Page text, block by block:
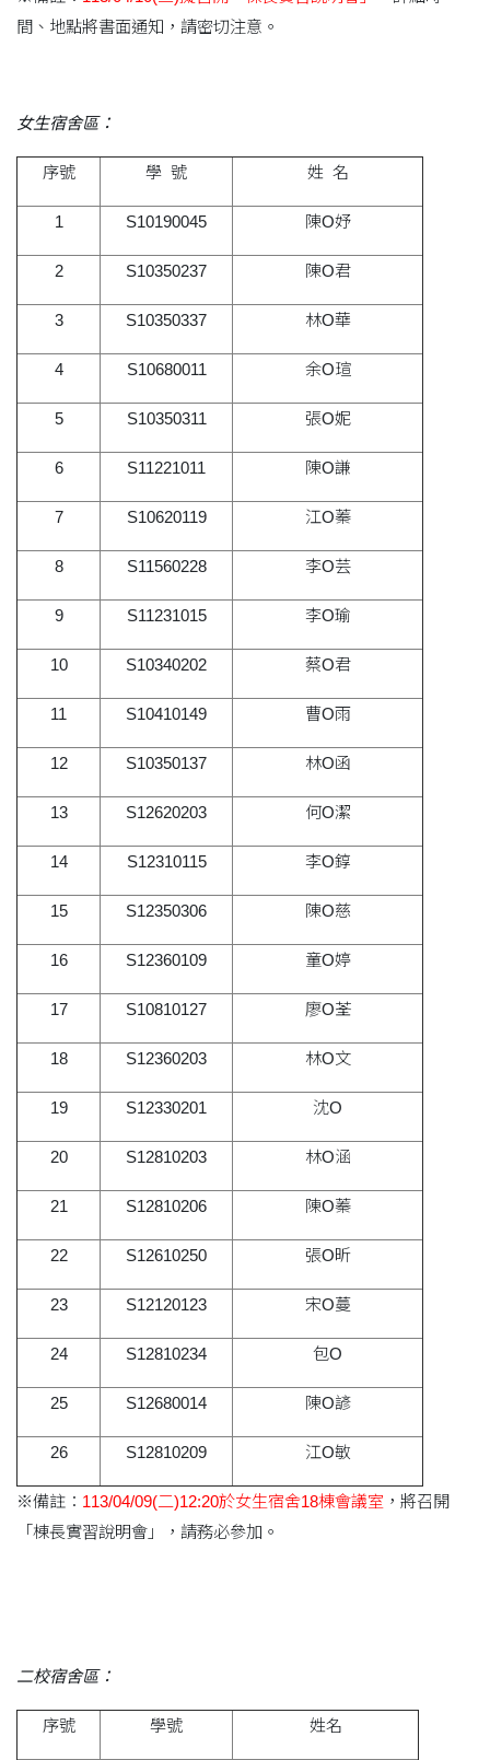
間、地點將書面通知，請密切注意。
女生宿舍區：
序號 學 號 姓 名
1 S10190045 陳O妤
2 S10350237 陳O君
3 S10350337 林O華
4 S10680011 余O瑄
5 S10350311 張O妮
6 S11221011 陳O謙
7 S10620119 江O蓁
8 S11560228 李O芸
9 S11231015 李O瑜
10 S10340202 蔡O君
11 S10410149 曹O雨
12 S10350137 林O函
13 S12620203 何O潔
14 S12310115 李O錞
15 S12350306 陳O慈
16 S12360109 童O婷
17 S10810127 廖O荃
18 S12360203 林O文
19 S12330201 沈O
20 S12810203 林O涵
21 S12810206 陳O蓁
22 S12610250 張O昕
23 S12120123 宋O蔓
24 S12810234 包O
25 S12680014 陳O諺
26 S12810209 江O敏
※備註： 113/04/09(二)12:20於女生宿舍18棟會議室 ，將召開
「棟長實習說明會」，請務必參加。
二校宿舍區：
序號 學號 姓名